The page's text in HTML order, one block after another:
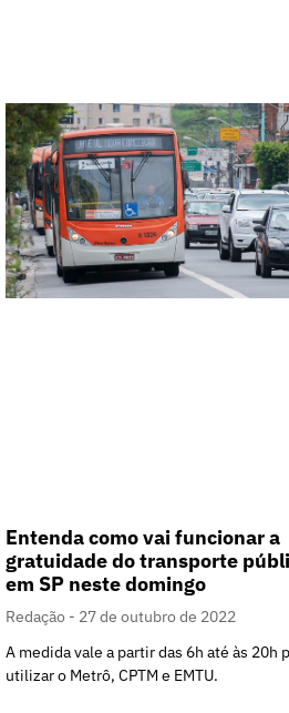
Entenda como vai funcionar a
gratuidade do transporte
em SP neste domingo
Redação
27 de outubro de 2022
A medida vale a partir das 6h até às 20h
utilizar o Metrô, CPTM e EMTU.